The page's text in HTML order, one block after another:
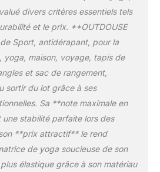
irritant et qui a une durée
longue. Avec une
mm,nos Tapis de yoga sont
la pression et ont un fort
ralentir la pression
de yoga ou de
vos
de nos tapis sport
soutien confortable et un
sûr. FACILE À RANGER,
du tapis
sangle de
vous permet de sortir
divers critères essentiels tels
et le prix. **OUTDOUSE
Sport, antidérapant, pour la
yoga, maison, voyage, tapis de
et sac de rangement,
sortir du lot grâce à ses
Sa **note maximale en
stabilité parfaite lors des
**prix attractif** le rend
de yoga soucieuse de son
élastique grâce à son matériau